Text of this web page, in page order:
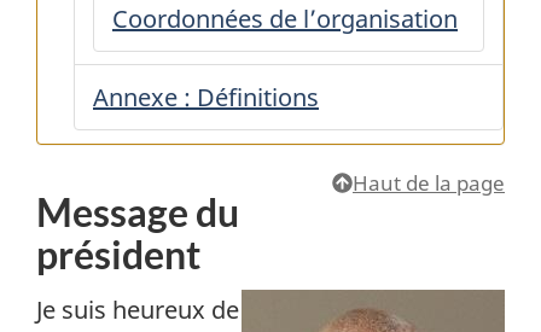
Coordonnées de l’organisation
Annexe : Définitions
Haut de la page
Message du
président
Je suis heureux de